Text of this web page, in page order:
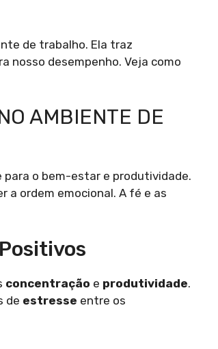
de trabalho. Ela traz
nosso desempenho. Veja como
AMBIENTE DE
o bem-estar e produtividade.
a ordem emocional. A fé e as
concentração e produtividade.
de estresse entre os